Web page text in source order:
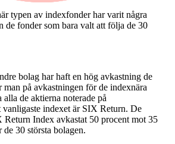
typen av indexfonder har varit några
de fonder som bara valt att följa de 30
bolag har haft en hög avkastning de
man på avkastningen för de indexnära
de aktierna noterade på
vanligaste indexet är SIX Return. De
Return Index avkastat 50 procent mot 35
30 största bolagen.